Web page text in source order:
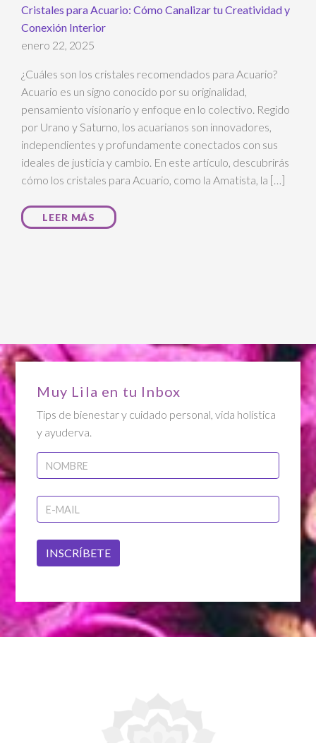
Cristales para Acuario: Cómo Canalizar tu Creatividad y
Conexión Interior
enero 22, 2025
¿Cuáles son los cristales recomendados para Acuario?
Acuario es un signo conocido por su originalidad,
pensamiento visionario y enfoque en lo colectivo. Regido
por Urano y Saturno, los acuarianos son innovadores,
independientes y profundamente conectados con sus
ideales de justicia y cambio. En este artículo, descubrirás
cómo los cristales para Acuario, como la Amatista, la […]
LEER MÁS
Muy Lila en tu Inbox
Tips de bienestar y cuidado personal, vida holística
y ayuderva.
INSCRÍBETE